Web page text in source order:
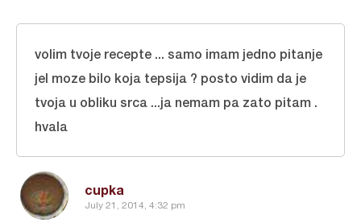
cupka
July 21, 2014, 4:32 pm
volim tvoje recepte ... samo imam jedno pitanje
jel moze bilo koja tepsija ? posto vidim da je
tvoja u obliku srca ...ja nemam pa zato pitam .
hvala